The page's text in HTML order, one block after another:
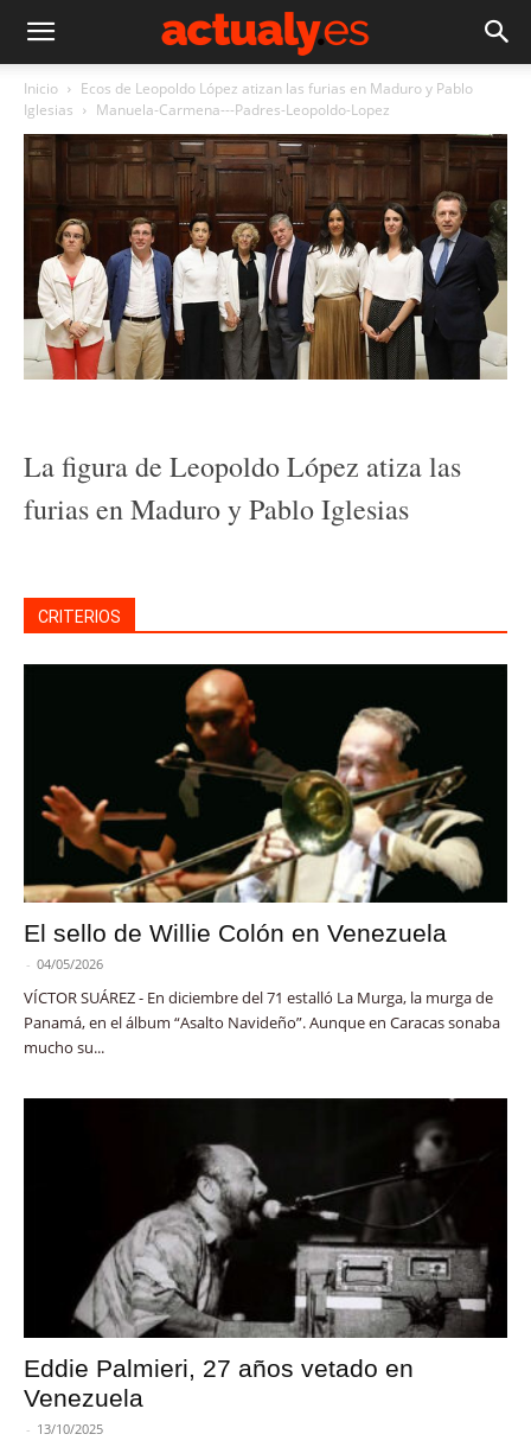
Inicio
Ecos de Leopoldo López atizan las furias en Maduro y Pablo
Iglesias
Manuela-Carmena---Padres-Leopoldo-Lopez
La figura de Leopoldo López atiza las
furias en Maduro y Pablo Iglesias
CRITERIOS
El sello de Willie Colón en Venezuela
- 04/05/2026
VÍCTOR SUÁREZ - En diciembre del 71 estalló La Murga, la murga de
Panamá, en el álbum “Asalto Navideño”. Aunque en Caracas sonaba
mucho su...
Eddie Palmieri, 27 años vetado en
Venezuela
- 13/10/2025